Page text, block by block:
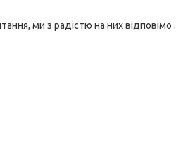
ми з радістю на них відповімо .